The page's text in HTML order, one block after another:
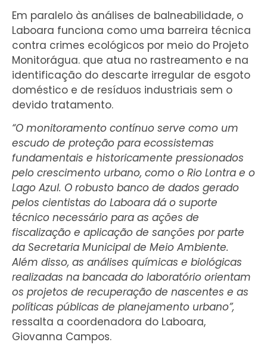
Em paralelo às análises de balneabilidade, o
Laboara funciona como uma barreira técnica
contra crimes ecológicos por meio do Projeto
Monitorágua. que atua no rastreamento e na
identificação do descarte irregular de esgoto
doméstico e de resíduos industriais sem o
devido tratamento.
“O monitoramento contínuo serve como um
escudo de proteção para ecossistemas
fundamentais e historicamente pressionados
pelo crescimento urbano, como o Rio Lontra e o
Lago Azul. O robusto banco de dados gerado
pelos cientistas do Laboara dá o suporte
técnico necessário para as ações de
fiscalização e aplicação de sanções por parte
da Secretaria Municipal de Meio Ambiente.
Além disso, as análises químicas e biológicas
realizadas na bancada do laboratório orientam
os projetos de recuperação de nascentes e as
políticas públicas de planejamento urbano”,
ressalta a coordenadora do Laboara,
Giovanna Campos.